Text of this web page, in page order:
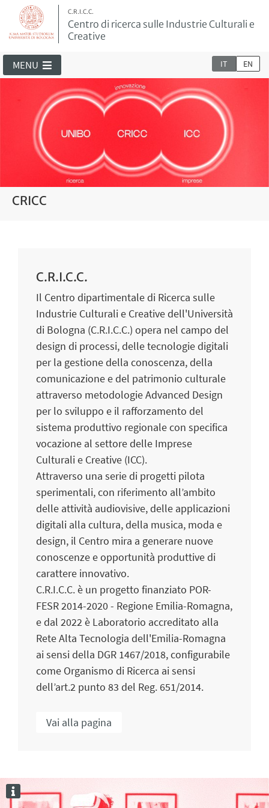
C.R.I.C.C.
Centro di ricerca sulle Industrie Culturali e
Creative
IT EN
MENU
CRICC
C.R.I.C.C.
Il Centro dipartimentale di Ricerca sulle
Industrie Culturali e Creative dell'Università
di Bologna (C.R.I.C.C.) opera nel campo del
design di processi, delle tecnologie digitali
per la gestione della conoscenza, della
comunicazione e del patrimonio culturale
attraverso metodologie Advanced Design
per lo sviluppo e il rafforzamento del
sistema produttivo regionale con specifica
vocazione al settore delle Imprese
Culturali e Creative (ICC).
Attraverso una serie di progetti pilota
sperimentali, con riferimento all’ambito
delle attività audiovisive, delle applicazioni
digitali alla cultura, della musica, moda e
design, il Centro mira a generare nuove
conoscenze e opportunità produttive di
carattere innovativo.
C.R.I.C.C. è un progetto finanziato POR-
FESR 2014-2020 - Regione Emilia-Romagna,
e dal 2022 è Laboratorio accreditato alla
Rete Alta Tecnologia dell'Emilia-Romagna
ai sensi della DGR 1467/2018, configurabile
come Organismo di Ricerca ai sensi
dell’art.2 punto 83 del Reg. 651/2014.
Vai alla pagina